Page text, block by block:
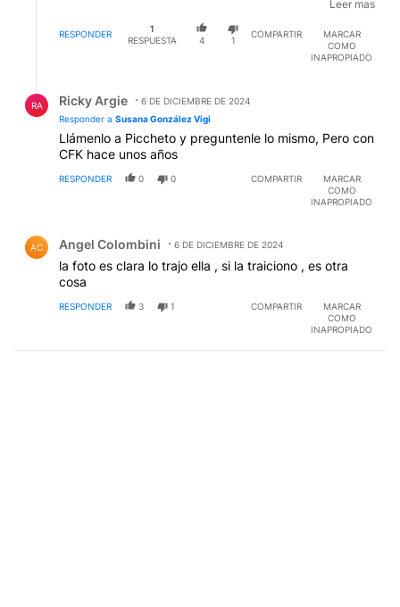
negativa a echar a patadas al impresentable de
kueider el bloque del partido de ultra derecha UCR.
Leer mas
RESPONDER
1
RESPUESTA
4 1
COMPARTIR
MARCAR
COMO
INAPROPIADO
RA Ricky Argie
6 DE DICIEMBRE DE 2024
Responder a Susana González Vigi
Llámenlo a Piccheto y preguntenle lo mismo, Pero con
CFK hace unos años
RESPONDER 0 0 COMPARTIR
MARCAR
COMO
INAPROPIADO
AC Angel Colombini 6 DE DICIEMBRE DE 2024
la foto es clara lo trajo ella , si la traiciono , es otra
cosa
RESPONDER 3 1 COMPARTIR
MARCAR
COMO
INAPROPIADO